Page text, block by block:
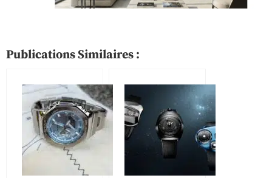
Publications Similaires :